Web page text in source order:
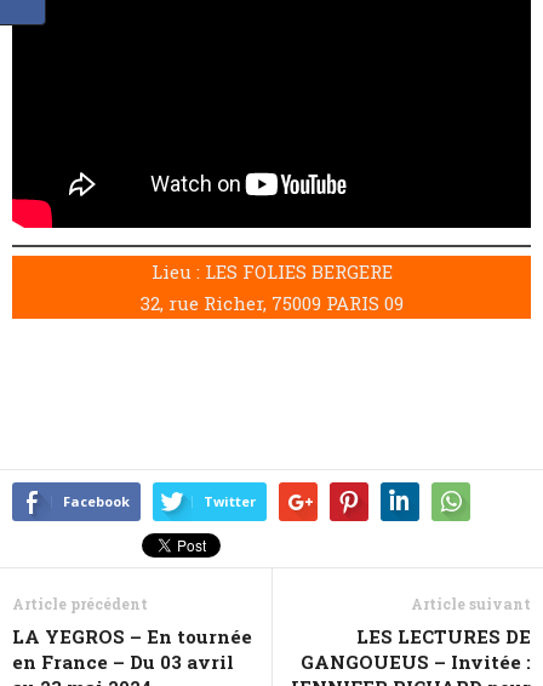
Lieu : LES FOLIES BERGERE
32, rue Richer, 75009 PARIS 09
Facebook Twitter
Article précédent
LA YEGROS – En tournée
en France – Du 03 avril
Article suivant
LES LECTURES DE
GANGOUEUS – Invitée :